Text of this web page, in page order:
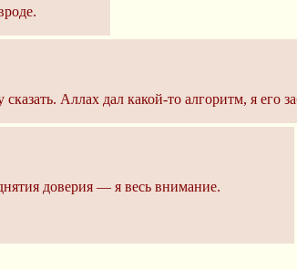
Аллах дал какой-то алгоритм, я его
доверия — я весь внимание.